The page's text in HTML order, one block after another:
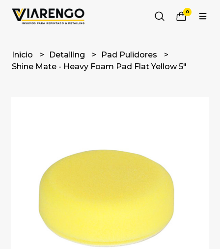
0
Inicio Detailing
Pad Pulidores
Shine Mate - Heavy Foam Pad Flat Yellow 5"